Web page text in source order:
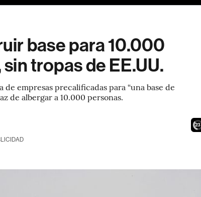
base para 10.000
tropas de EE.UU.
empresas precalificadas para “una base de
de albergar a 10.000 personas.
21